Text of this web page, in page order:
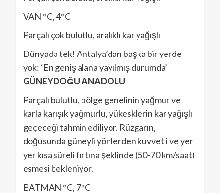
VAN °C, 4°C
Parçalı çok bulutlu, aralıklı kar yağışlı
Dünyada tek! Antalya’dan başka bir yerde
yok: ‘En geniş alana yayılmış durumda’
GÜNEYDOĞU ANADOLU
Parçalı bulutlu, bölge genelinin yağmur ve
karla karışık yağmurlu, yükesklerin kar yağışlı
geçeceği tahmin ediliyor. Rüzgarın,
doğusunda güneyli yönlerden kuvvetli ve yer
yer kısa süreli fırtına şeklinde (50-70 km/saat)
esmesi bekleniyor.
BATMAN °C, 7°C